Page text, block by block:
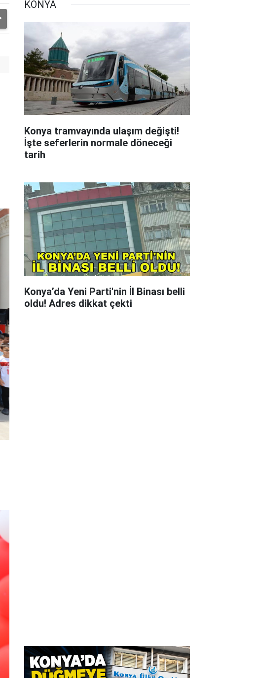
KONYA
Konya tramvayında ulaşım değişti!
İşte seferlerin normale döneceği
tarih
Konya’da Yeni Parti'nin İl Binası belli
oldu! Adres dikkat çekti